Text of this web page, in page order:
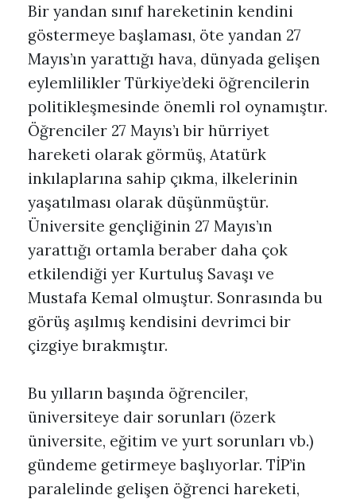
Bir yandan sınıf hareketinin kendini
göstermeye başlaması, öte yandan 27
Mayıs’ın yarattığı hava, dünyada gelişen
eylemlilikler Türkiye’deki öğrencilerin
politikleşmesinde önemli rol oynamıştır.
Öğrenciler 27 Mayıs’ı bir hürriyet
hareketi olarak görmüş, Atatürk
inkılaplarına sahip çıkma, ilkelerinin
yaşatılması olarak düşünmüştür.
Üniversite gençliğinin 27 Mayıs’ın
yarattığı ortamla beraber daha çok
etkilendiği yer Kurtuluş Savaşı ve
Mustafa Kemal olmuştur. Sonrasında bu
görüş aşılmış kendisini devrimci bir
çizgiye bırakmıştır.
Bu yılların başında öğrenciler,
üniversiteye dair sorunları (özerk
üniversite, eğitim ve yurt sorunları vb.)
gündeme getirmeye başlıyorlar. TİP’in
paralelinde gelişen öğrenci hareketi,